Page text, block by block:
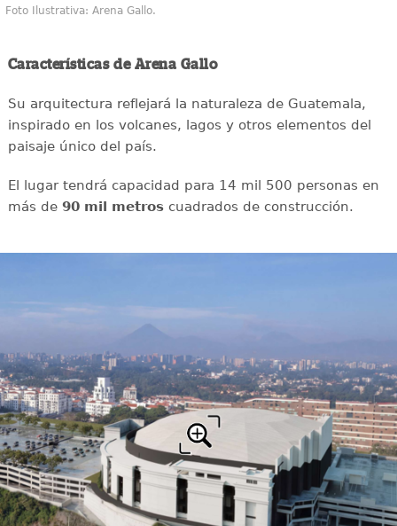
Foto Ilustrativa: Arena Gallo.
Características de Arena Gallo
Su arquitectura reflejará la naturaleza de Guatemala,
inspirado en los volcanes, lagos y otros elementos del
paisaje único del país.
El lugar tendrá capacidad para 14 mil 500 personas en
más de 90 mil metroscuadrados de construcción.